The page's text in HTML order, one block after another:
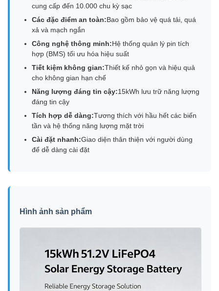
cung cấp đến 10.000 chu kỳ sạc
Các đặc điểm an toàn:Bao gồm bảo vệ quá tải, quá
xả và mạch ngắn
Công nghệ thông minh:Hệ thống quản lý pin tích
hợp (BMS) tối ưu hóa hiệu suất
Tiết kiệm không gian:Thiết kế nhỏ gọn và hiệu quả
cho không gian hạn chế
Năng lượng đáng tin cậy:15kWh lưu trữ năng lượng
đáng tin cậy
Tích hợp dễ dàng:Tương thích với hầu hết các biến
tần và hệ thống năng lượng mặt trời
Cài đặt nhanh:Giao diện thân thiện với người dùng
để dễ dàng cài đặt
Hình ảnh sản phẩm